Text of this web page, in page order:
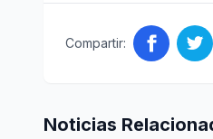
Compartir:
Noticias